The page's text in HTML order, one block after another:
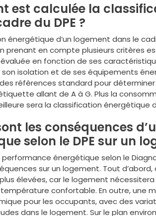
est calculée la
du DPE ?
énergétique d’un logement dans le
prenant en compte plusieurs critères
en fonction de ses
isolation et de ses équipements
références standard pour
allant de A à G. Plus la
sera la classification énergétique
les conséquences
selon le DPE sur un
performance énergétique selon le
sur un logement. Tout
élevées, car le logement
confortable. En outre, une
pour les occupants, avec des
dans le logement. Sur le plan